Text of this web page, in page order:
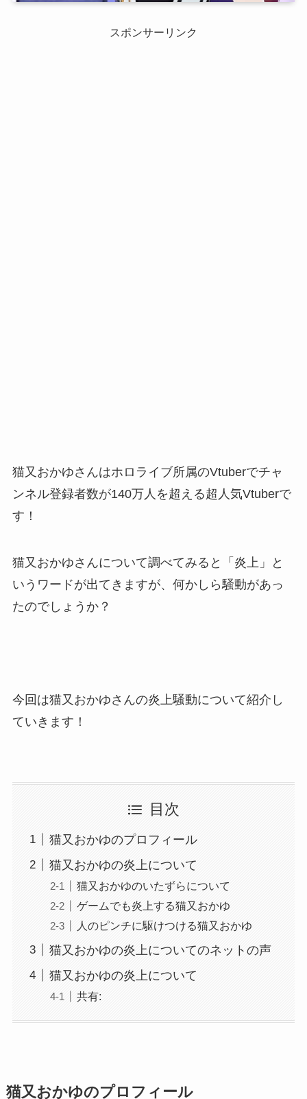
スポンサーリンク
猫又おかゆさんはホロライブ所属のVtuberでチャ
ンネル登録者数が140万人を超える超人気Vtuberで
す！
猫又おかゆさんについて調べてみると「炎上」と
いうワードが出てきますが、何かしら騒動があっ
たのでしょうか？
今回は猫又おかゆさんの炎上騒動について紹介し
ていきます！
目次
猫又おかゆのプロフィール
猫又おかゆの炎上について
猫又おかゆのいたずらについて
ゲームでも炎上する猫又おかゆ
人のピンチに駆けつける猫又おかゆ
猫又おかゆの炎上についてのネットの声
猫又おかゆの炎上について
共有:
猫又おかゆのプロフィール